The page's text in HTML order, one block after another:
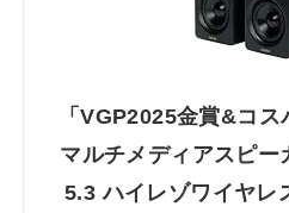
「VGP2025金賞&コ
マルチメディアスピ
5.3 ハイレゾワイヤレ